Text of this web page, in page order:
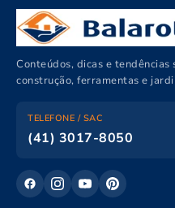
Conteúdos, dicas e tendências
construção, ferramentas e
TELEFONE / SAC
(41) 3017-8050